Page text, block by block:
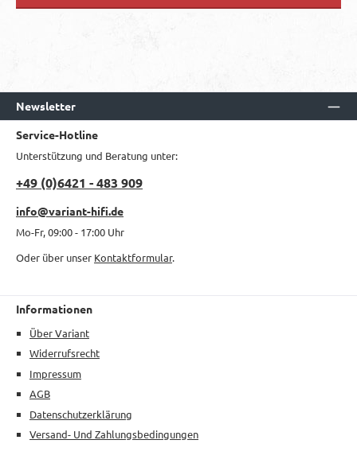
Newsletter
Service-Hotline
Unterstützung und Beratung unter:
+49 (0)6421 - 483 909
info@variant-hifi.de
Mo-Fr, 09:00 - 17:00 Uhr
Oder über unser Kontaktformular.
Informationen
Über Variant
Widerrufsrecht
Impressum
AGB
Datenschutzerklärung
Versand- Und Zahlungsbedingungen